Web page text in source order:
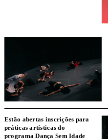
Estão abertas inscrições para
práticas artísticas do
programa Dança Sem Idade